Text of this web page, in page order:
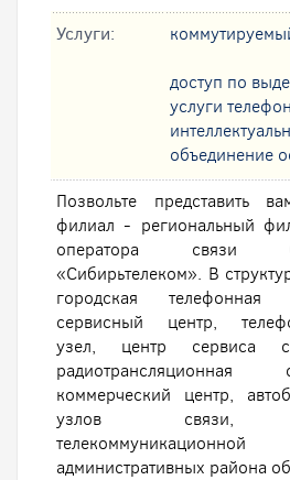
Услуги:
доступ по
услуги
oбъединение
Позвольте представить
филиал - региональный
оператора связи
«Сибирьтелеком». В
городская телефонная
сервисный центр,
узел, центр сервиса
коммерческий центр,
узлов связи,
административных района